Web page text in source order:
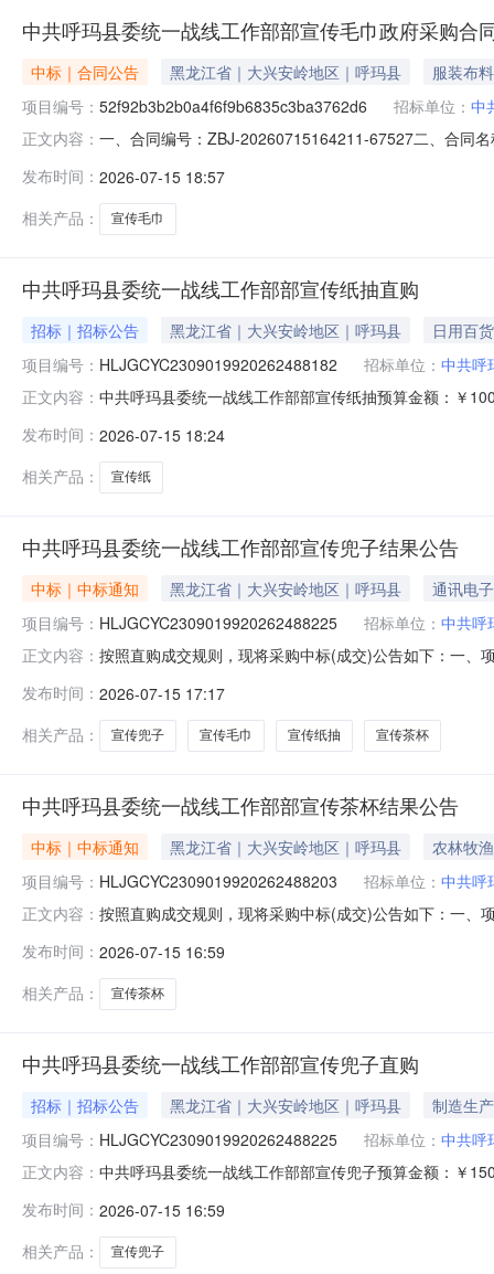
中共呼玛县委统一战线工作部部宣传毛巾政府采购合
中标｜合同公告 黑龙江省｜大兴安岭地区｜呼玛县
服装布料
项目编号： 52f92b3b2b0a4f6f9b6835c3ba3762d6 招标单位： 中
正文内容： 一、合同编号：ZBJ-20260715164211-67527二、合同
15245795300六、合同主要信息主要标的：序号名称数
发布时间： 2026-07-15 18:57
相关产品：
宣传毛巾
中共呼玛县委统一战线工作部部宣传纸抽直购
招标｜招标公告 黑龙江省｜大兴安岭地区｜呼玛县
日用百货
项目编号： HLJGCYC2309019920262488182 招标单位： 中共呼
正文内容： 中共呼玛县委统一战线工作部部宣传纸抽预算金额：￥
验收，不合格供方无条件退换补货。展开项目名称：部
和国政府采购法》第二十二条规定，且已在本系
发布时间： 2026-07-15 18:24
相关产品：
宣传纸
中共呼玛县委统一战线工作部部宣传兜子结果公告
中标｜中标通知 黑龙江省｜大兴安岭地区｜呼玛县
通讯电子
项目编号： HLJGCYC2309019920262488225 招标单位： 中共呼
正文内容： 按照直购成交规则，现将采购中标(成交)公告如下：一
标的类型：服务类名称：部宣传兜子项目周期：30项目
发布时间： 2026-07-15 17:17
相关产品：
宣传兜子 宣传毛巾 宣传纸抽 宣传茶杯
中共呼玛县委统一战线工作部部宣传茶杯结果公告
中标｜中标通知 黑龙江省｜大兴安岭地区｜呼玛县
农林牧渔
项目编号： HLJGCYC2309019920262488203 招标单位： 中共呼
正文内容： 按照直购成交规则，现将采购中标(成交)公告如下：一
标的类型：服务类名称：部宣传茶杯项目周期：30项目
发布时间： 2026-07-15 16:59
相关产品：
宣传茶杯
中共呼玛县委统一战线工作部部宣传兜子直购
招标｜招标公告 黑龙江省｜大兴安岭地区｜呼玛县
制造生产
项目编号： HLJGCYC2309019920262488225 招标单位： 中共呼
正文内容： 中共呼玛县委统一战线工作部部宣传兜子预算金额：￥
方无条件退换补货。展开项目名称：部宣传兜子项目类
法》第二十二条规定，且已在本系统注册的供应
发布时间： 2026-07-15 16:59
相关产品：
宣传兜子